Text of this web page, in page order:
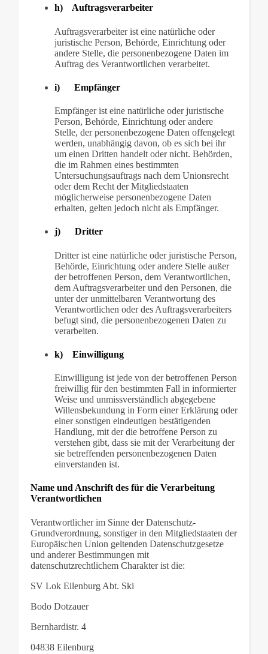
h) Auftragsverarbeiter
Auftragsverarbeiter ist eine natürliche oder
juristische Person, Behörde, Einrichtung oder
andere Stelle, die personenbezogene Daten im
Auftrag des Verantwortlichen verarbeitet.
i) Empfänger
Empfänger ist eine natürliche oder juristische
Person, Behörde, Einrichtung oder andere
Stelle, der personenbezogene Daten offengelegt
werden, unabhängig davon, ob es sich bei ihr
um einen Dritten handelt oder nicht. Behörden,
die im Rahmen eines bestimmten
Untersuchungsauftrags nach dem Unionsrecht
oder dem Recht der Mitgliedstaaten
möglicherweise personenbezogene Daten
erhalten, gelten jedoch nicht als Empfänger.
j) Dritter
Dritter ist eine natürliche oder juristische Person,
Behörde, Einrichtung oder andere Stelle außer
der betroffenen Person, dem Verantwortlichen,
dem Auftragsverarbeiter und den Personen, die
unter der unmittelbaren Verantwortung des
Verantwortlichen oder des Auftragsverarbeiters
befugt sind, die personenbezogenen Daten zu
verarbeiten.
k) Einwilligung
Einwilligung ist jede von der betroffenen Person
freiwillig für den bestimmten Fall in informierter
Weise und unmissverständlich abgegebene
Willensbekundung in Form einer Erklärung oder
einer sonstigen eindeutigen bestätigenden
Handlung, mit der die betroffene Person zu
verstehen gibt, dass sie mit der Verarbeitung der
sie betreffenden personenbezogenen Daten
einverstanden ist.
Name und Anschrift des für die Verarbeitung
Verantwortlichen
Verantwortlicher im Sinne der Datenschutz-
Grundverordnung, sonstiger in den Mitgliedstaaten der
Europäischen Union geltenden Datenschutzgesetze
und anderer Bestimmungen mit
datenschutzrechtlichem Charakter ist die:
SV Lok Eilenburg Abt. Ski
Bodo Dotzauer
Bernhardistr. 4
04838 Eilenburg